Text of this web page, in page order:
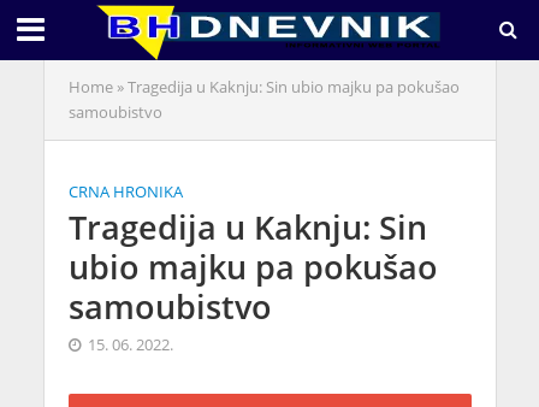
Home»Tragedija u Kaknju: Sin ubio majku pa pokušao
samoubistvo
CRNA HRONIKA
Tragedija u Kaknju: Sin
ubio majku pa pokušao
samoubistvo
15. 06. 2022.